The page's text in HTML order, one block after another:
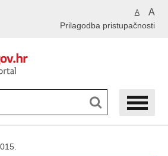
A A
Prilagodba pristupačnosti